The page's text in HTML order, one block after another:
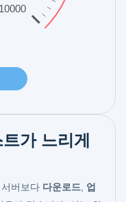
가 느리게
버보다 다운로드
업